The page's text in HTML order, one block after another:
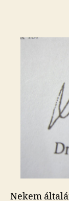
Nekem